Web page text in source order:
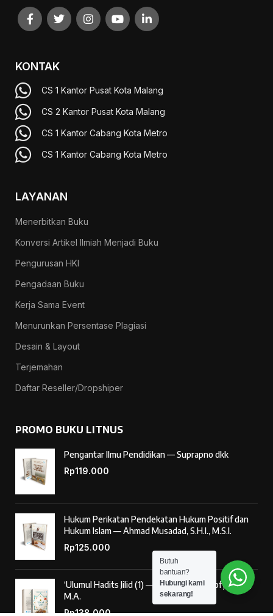
KONTAK
CS 1 Kantor Pusat Kota Malang
CS 2 Kantor Pusat Kota Malang
CS 1 Kantor Cabang Kota Metro
CS 1 Kantor Cabang Kota Metro
LAYANAN
Menerbitkan Buku
Konversi Artikel Ilmiah Menjadi Buku
Pengurusan HKI
Pengadaan Buku
Kerja Sama Event
Menurunkan Persentase Plagiasi
Desain & Layout
Terjemahan
Daftar Reseller/Dropshiper
PROMO BUKU LITNUS
Pengantar Ilmu Pendidikan — Suprapno dkk
Rp119.000
Hukum Perikatan Pendekatan Hukum Positif dan
Hukum Islam — Ahmad Musadad, S.H.I., M.S.I.
Rp125.000
‘Ulumul Hadits Jilid (1) — Dr. Nur Baety Sofyan, Lc.,
M.A.
Rp138.000
Butuh
bantuan?
Hubungi kami
sekarang!